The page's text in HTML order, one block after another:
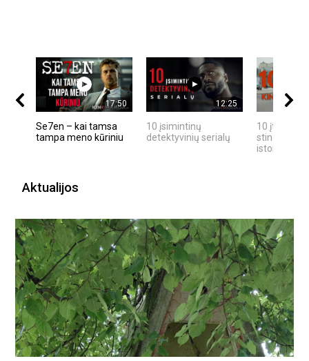
17:50
Se7en – kai tamsa
tampa meno kūriniu
12:25
10 įsimintinų
detektyvinių serialų
10 įtemptų,
stingdančių
istorijų
Aktualijos